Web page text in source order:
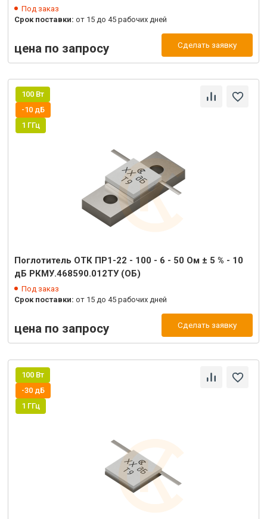
Под заказ
Срок поставки:от 15 до 45 рабочих дней
цена по запросу Сделать заявку
100 Вт
-10 дБ
1 ГГц
Поглотитель ОТК ПР1-22 - 100 - 6 - 50 Ом ± 5 % - 10
дБ РКМУ.468590.012ТУ (ОБ)
Под заказ
Срок поставки:от 15 до 45 рабочих дней
цена по запросу Сделать заявку
100 Вт
-30 дБ
1 ГГц